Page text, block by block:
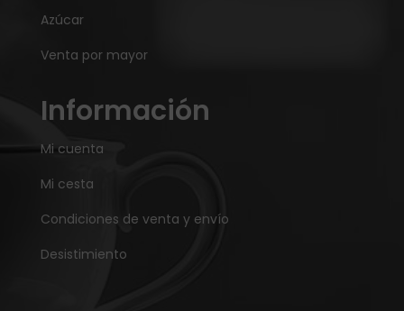
Azúcar
Venta por mayor
Información
Mi cuenta
Mi cesta
Condiciones de venta y envío
Desistimiento